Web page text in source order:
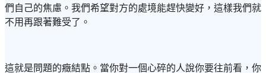
們自己的焦慮。我們希望對方的處境能趕快變好，這樣我們就
不用再跟著難受了。
這就是問題的癥結點。當你對一個心碎的人說你要往前看，你